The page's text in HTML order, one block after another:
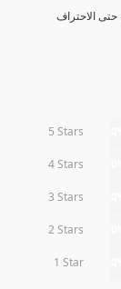
حتى الاحتراف
5 Stars
4 Stars
3 Stars
2 Stars
1 Star